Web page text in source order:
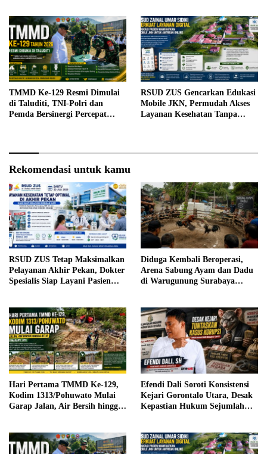
TMMD Ke-129 Resmi Dimulai
di Taluditi, TNI-Polri dan
Pemda Bersinergi Percepat
RSUD ZUS Gencarkan Edukasi
Mobile JKN, Permudah Akses
Layanan Kesehatan Tanpa
Rekomendasi untuk kamu
RSUD ZUS Tetap Maksimalkan
Pelayanan Akhir Pekan, Dokter
Spesialis Siap Layani Pasien
Diduga Kembali Beroperasi,
Arena Sabung Ayam dan Dadu
di Warugunung Surabaya
Hari Pertama TMMD Ke-129,
Kodim 1313/Pohuwato Mulai
Garap Jalan, Air Bersih hingga
Efendi Dali Soroti Konsistensi
Kejari Gorontalo Utara, Desak
Kepastian Hukum Sejumlah